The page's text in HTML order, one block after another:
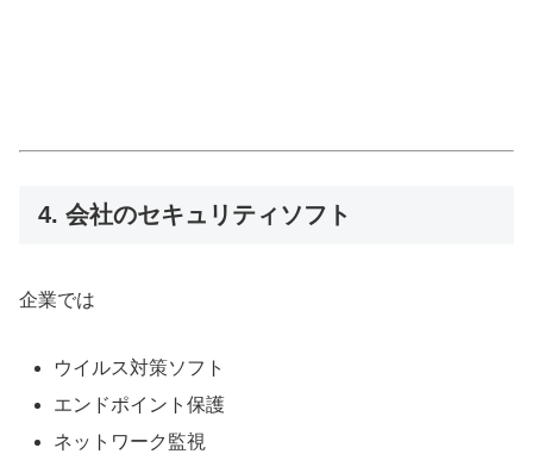
4. 会社のセキュリティソフト
企業では
ウイルス対策ソフト
エンドポイント保護
ネットワーク監視